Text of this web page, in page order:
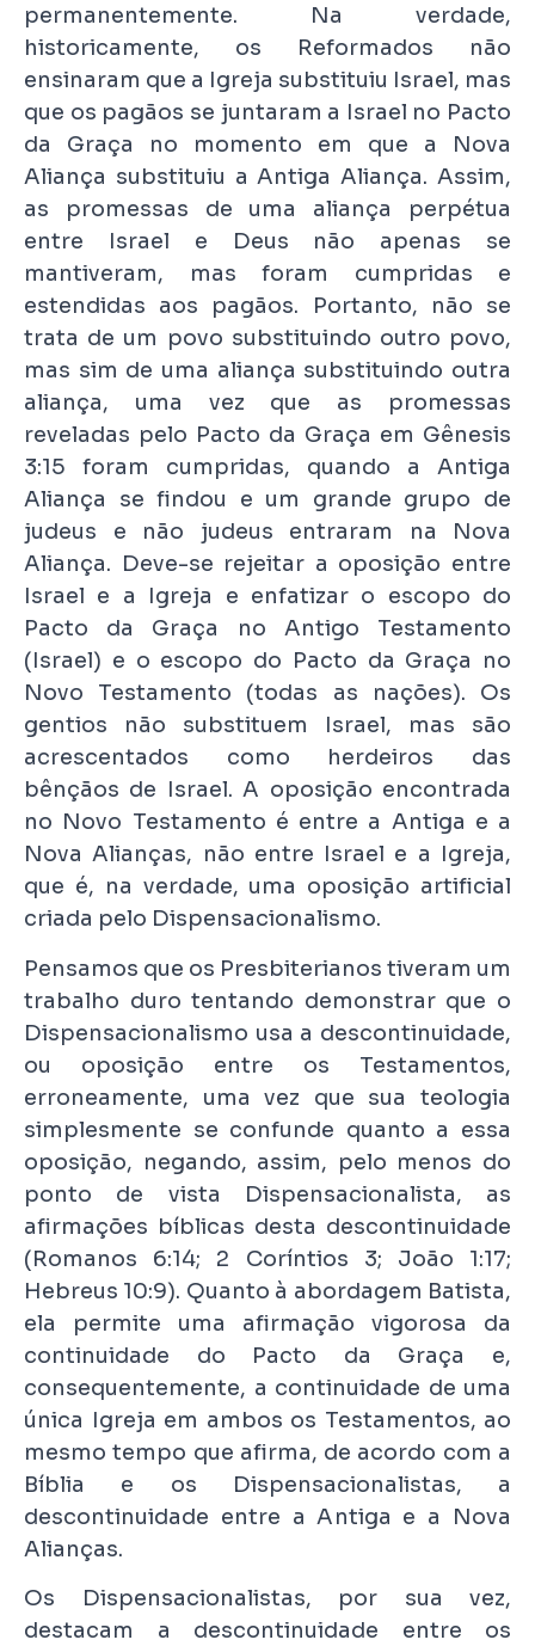
permanentemente. Na verdade,
historicamente, os Reformados não
ensinaram que a Igreja substituiu Israel, mas
que os pagãos se juntaram a Israel no Pacto
da Graça no momento em que a Nova
Aliança substituiu a Antiga Aliança. Assim,
as promessas de uma aliança perpétua
entre Israel e Deus não apenas se
mantiveram, mas foram cumpridas e
estendidas aos pagãos. Portanto, não se
trata de um povo substituindo outro povo,
mas sim de uma aliança substituindo outra
aliança, uma vez que as promessas
reveladas pelo Pacto da Graça em Gênesis
3:15 foram cumpridas, quando a Antiga
Aliança se findou e um grande grupo de
judeus e não judeus entraram na Nova
Aliança. Deve-se rejeitar a oposição entre
Israel e a Igreja e enfatizar o escopo do
Pacto da Graça no Antigo Testamento
(Israel) e o escopo do Pacto da Graça no
Novo Testamento (todas as nações). Os
gentios não substituem Israel, mas são
acrescentados como herdeiros das
bênçãos de Israel. A oposição encontrada
no Novo Testamento é entre a Antiga e a
Nova Alianças, não entre Israel e a Igreja,
que é, na verdade, uma oposição artificial
criada pelo Dispensacionalismo.
Pensamos que os Presbiterianos tiveram um
trabalho duro tentando demonstrar que o
Dispensacionalismo usa a descontinuidade,
ou oposição entre os Testamentos,
erroneamente, uma vez que sua teologia
simplesmente se confunde quanto a essa
oposição, negando, assim, pelo menos do
ponto de vista Dispensacionalista, as
afirmações bíblicas desta descontinuidade
(Romanos 6:14; 2 Coríntios 3; João 1:17;
Hebreus 10:9). Quanto à abordagem Batista,
ela permite uma afirmação vigorosa da
continuidade do Pacto da Graça e,
consequentemente, a continuidade de uma
única Igreja em ambos os Testamentos, ao
mesmo tempo que afirma, de acordo com a
Bíblia e os Dispensacionalistas, a
descontinuidade entre a Antiga e a Nova
Alianças.
Os Dispensacionalistas, por sua vez,
destacam a descontinuidade entre os